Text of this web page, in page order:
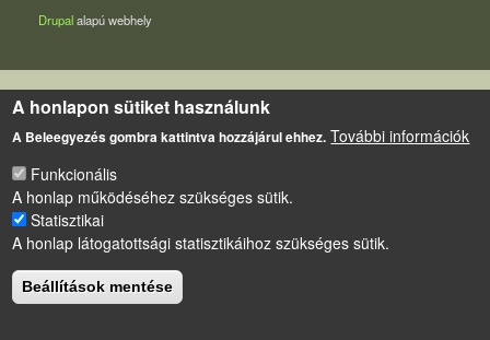
Drupalalapú webhely
A honlapon sütiket használunk
A Beleegyezés gombra kattintva hozzájárul ehhez. További információk
Funkcionális
A honlap működéséhez szükséges sütik.
Statisztikai
A honlap látogatottsági statisztikáihoz szükséges sütik.
Beállítások mentése